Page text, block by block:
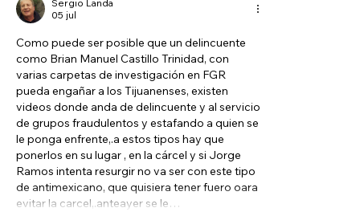
Sergio Landa
05 jul
Como puede ser posible que un delincuente
como Brian Manuel Castillo Trinidad, con
varias carpetas de investigación en FGR
pueda engañar a los Tijuanenses, existen
videos donde anda de delincuente y al servicio
de grupos fraudulentos y estafando a quien se
le ponga enfrente,.a estos tipos hay que
ponerlos en su lugar , en la cárcel y si Jorge
Ramos intenta resurgir no va ser con este tipo
de antimexicano, que quisiera tener fuero oara
evitar la carcel,.anteayer se le…